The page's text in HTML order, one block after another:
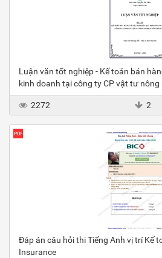
Luận văn tốt nghiệp - Kế toán bán
kinh doanh tại công ty CP vật tư nông
2272 2
Đáp án câu hỏi thi Tiếng Anh vị trí Kế
Insurance